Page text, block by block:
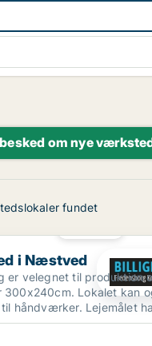
om nye
fundet
i Næstved
er velegnet til produktion
300x240cm. Lokalet kan
håndværker. Lejemålet